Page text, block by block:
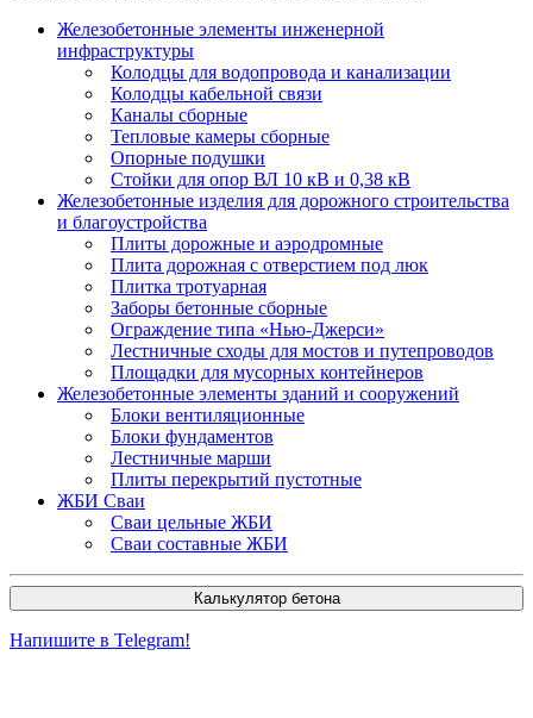
Железобетонные элементы инженерной
инфраструктуры
Колодцы для водопровода и канализации
Колодцы кабельной связи
Каналы сборные
Тепловые камеры сборные
Опорные подушки
Стойки для опор ВЛ 10 кВ и 0,38 кВ
Железобетонные изделия для дорожного строительства
и благоустройства
Плиты дорожные и аэродромные
Плита дорожная с отверстием под люк
Плитка тротуарная
Заборы бетонные сборные
Ограждение типа «Нью-Джерси»
Лестничные сходы для мостов и путепроводов
Площадки для мусорных контейнеров
Железобетонные элементы зданий и сооружений
Блоки вентиляционные
Блоки фундаментов
Лестничные марши
Плиты перекрытий пустотные
ЖБИ Сваи
Сваи цельные ЖБИ
Сваи составные ЖБИ
Калькулятор бетона
Напишите в Telegram!